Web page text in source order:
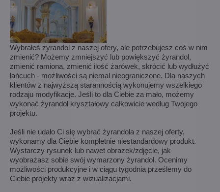
Wybrałeś żyrandol z naszej ofery, ale potrzebujesz coś w nim
zmienić? Możemy zmniejszyć lub powiększyć żyrandol,
zmienić ramiona, zmienić ilość żarówek, skrócić lub wydłużyć
łańcuch - możliwości są niemal nieograniczone. Dla naszych
klientów z najwyższą starannością wykonujemy wszelkiego
rodzaju modyfikacje. Jeśli to dla Ciebie za mało, możemy
wykonać żyrandol kryształowy całkowicie według Twojego
projektu.
Jeśli nie udało Ci się wybrać żyrandola z naszej oferty,
wykonamy dla Ciebie kompletnie niestandardowy produkt.
Wystarczy rysunek lub nawet obrazek/zdjęcie, jak
wyobrażasz sobie swój wymarzony żyrandol. Ocenimy
możliwości produkcyjne i w ciągu tygodnia prześlemy do
Ciebie projekty wraz z wizualizacjami.